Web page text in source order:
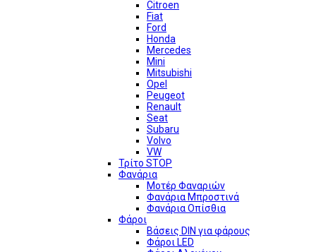
Citroen
Fiat
Ford
Honda
Mercedes
Mini
Mitsubishi
Opel
Peugeot
Renault
Seat
Subaru
Volvo
VW
Τρίτο STOP
Φανάρια
Μοτέρ Φαναριών
Φανάρια Μπροστινά
Φανάρια Οπίσθια
Φάροι
Βάσεις DIN για φάρους
Φάροι LED